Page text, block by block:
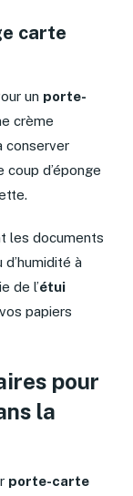
carte
un porte-
crème
conserver
coup d’éponge
les documents
à
de l’étui
papiers
pour
la
porte-carte